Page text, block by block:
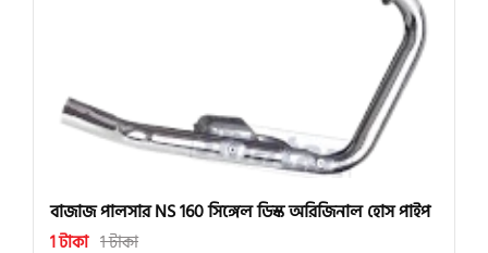
বাজাজ পালসার NS 160 সিঙ্গেল ডিস্ক অরিজিনাল হোস পাইপ
1 টাকা 1 টাকা